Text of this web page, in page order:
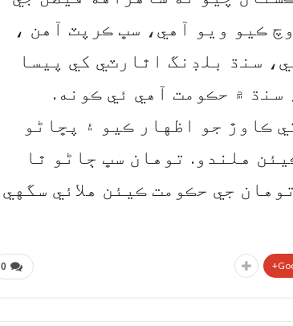
ڪيو ويو آهي، سڀ ڪرپٽ آهن ،
سنڌ بلڊنگ اٿارٽي کي پيسا
۾ حڪومت آهي ئي ڪونه.
ڪاوڙ جو اظهار ڪيو ۽ پڇاڻو
هلندو. توهان سڀ ڄاڻو ٿا
جي حڪومت ڪيئن هلائي سگهي
0